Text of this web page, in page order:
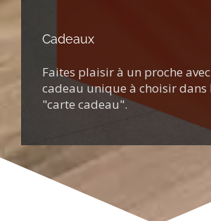
Cadeaux
Faites plaisir à un proche
cadeau unique à choisir
"carte cadeau".